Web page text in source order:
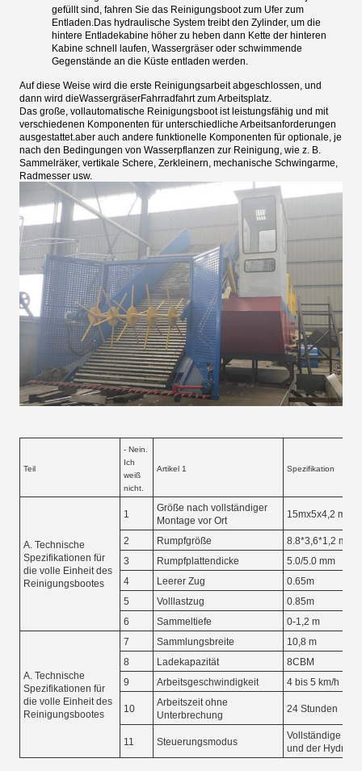
gefüllt sind, fahren Sie das Reinigungsboot zum Ufer zum
Entladen.Das hydraulische System treibt den Zylinder, um die
hintere Entladekabine höher zu heben dann Kette der hinteren
Kabine schnell laufen, Wassergräser oder schwimmende
Gegenstände an die Küste entladen werden.
Auf diese Weise wird die erste Reinigungsarbeit abgeschlossen, und
dann wird dieWassergräserFahrradfahrt zum Arbeitsplatz.
Das große, vollautomatische Reinigungsboot ist leistungsfähig und mit
verschiedenen Komponenten für unterschiedliche Arbeitsanforderungen
ausgestattet.aber auch andere funktionelle Komponenten für optionale, je
nach den Bedingungen von Wasserpflanzen zur Reinigung, wie z. B.
Sammelräker, vertikale Schere, Zerkleinern, mechanische Schwingarme,
Radmesser usw.
Teil
- Nein.
Ich
weiß
nicht.
Artikel 1 Spezifikation
A. Technische
Spezifikationen für
die volle Einheit des
Reinigungsbootes
1
Größe nach vollständiger
Montage vor Ort
15mx5x4,2 m
2 Rumpfgröße
8.8*3,6*1,2 m
3
Rumpfplattendicke
5.0/5.0 mm
4
Leerer Zug
0.65m
5
Volllastzug
0.85m
6
Sammeltiefe 0-1,2 m
A. Technische
Spezifikationen für
die volle Einheit des
Reinigungsbootes
7 Sammlungsbreite
10,8 m
8
Ladekapazität
8CBM
9
Arbeitsgeschwindigkeit 4 bis 5 km/h
10
Arbeitszeit ohne
Unterbrechung
24 Stunden
11 Steuerungsmodus
Vollständige
und der